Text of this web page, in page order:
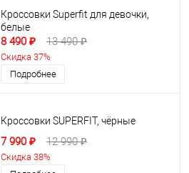
Кроссовки Superfit для девочки,
белые
8 490 ₽ 13 490 ₽
Скидка 37%
Подробнее
Кроссовки SUPERFIT, чёрные
7 990 ₽ 12 990 ₽
Скидка 38%